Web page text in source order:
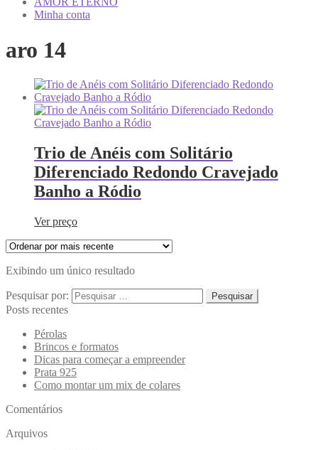
Minha conta
aro 14
Trio de Anéis com Solitário
Diferenciado Redondo Cravejado
Banho a Ródio
Ver preço
Exibindo um único resultado
Pesquisar por:
Posts recentes
Pérolas
Brincos e formatos
Dicas para começar a empreender
Prata 925
Como montar um mix de colares
Comentários
Arquivos